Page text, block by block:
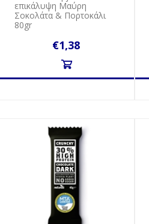
επικάλυψη Μαύρη
Σοκολάτα & Πορτοκάλι
80gr
€1,38